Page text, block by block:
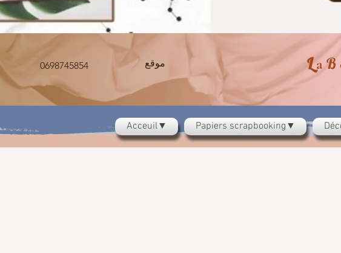
Acceuil▼ Papiers scrapbooking▼
0698745854 موقع LaB